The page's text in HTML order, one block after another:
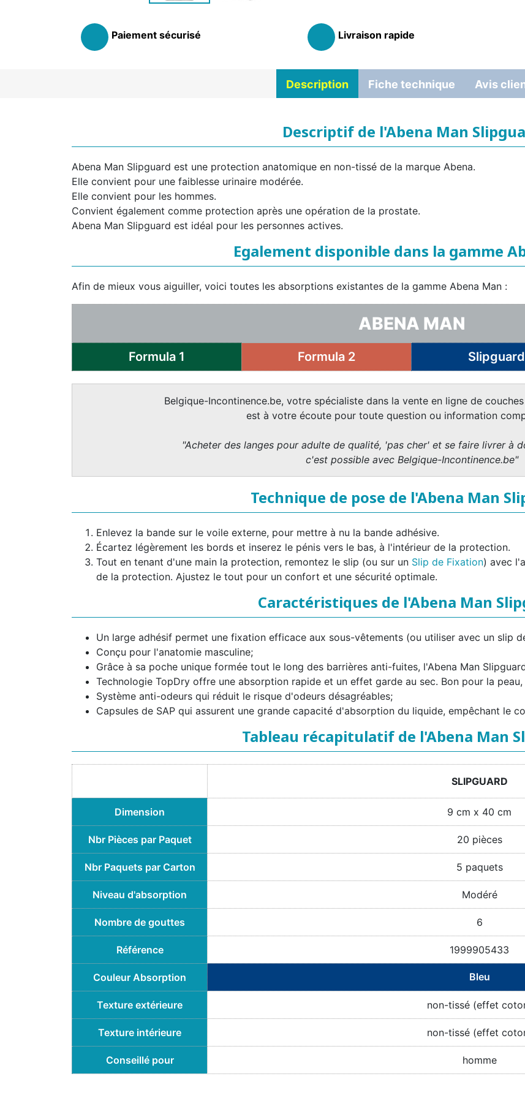
Paiement sécurisé Livraison rapide
Description Fiche technique Avis
Descriptif de l'Abena Man
Abena Man Slipguard est une protection anatomique en non-tissé de la marque Abena.
Elle convient pour une faiblesse urinaire modérée.
Elle convient pour les hommes.
Convient également comme protection après une opération de la prostate.
Abena Man Slipguard est idéal pour les personnes actives.
Egalement disponible dans la gamme
Afin de mieux vous aiguiller, voici toutes les absorptions existantes de la gamme Abena Man :
ABENA MAN
Formula 1 Formula 2 Slipguard
Belgique-Incontinence.be, votre spécialiste dans la vente en ligne de
est à votre écoute pour toute question ou information
"Acheter des langes pour adulte de qualité, 'pas cher' et se faire livrer à
c'est possible avec Belgique-Incontinence.be"
Technique de pose de l'Abena Man
Enlevez la bande sur le voile externe, pour mettre à nu la bande adhésive.
Écartez légèrement les bords et inserez le pénis vers le bas, à l'intérieur de la protection.
Tout en tenant d'une main la protection, remontez le slip (ou sur un Slip de Fixation) avec
de la protection. Ajustez le tout pour un confort et une sécurité optimale.
Caractéristiques de l'Abena Man
Un large adhésif permet une fixation efficace aux sous-vêtements (ou utiliser avec un slip
Conçu pour l'anatomie masculine;
Grâce à sa poche unique formée tout le long des barrières anti-fuites, l'Abena Man
Technologie TopDry offre une absorption rapide et un effet garde au sec. Bon pour la
Système anti-odeurs qui réduit le risque d'odeurs désagréables;
Capsules de SAP qui assurent une grande capacité d'absorption du liquide, empêchant le
Tableau récapitulatif de l'Abena Man
SLIPGUARD
Dimension 9 cm x 40 cm
Nbr Pièces par Paquet 20 pièces
Nbr Paquets par Carton 5 paquets
Niveau d'absorption Modéré
Nombre de gouttes 6
Référence 1999905433
Couleur Absorption Bleu
Texture extérieure non-tissé (effet
Texture intérieure non-tissé (effet
Conseillé pour homme